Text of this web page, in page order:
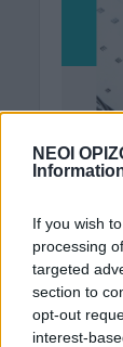
ΝΕΟΙ
If you wish
processing
targeted
section to
opt-out
interest-